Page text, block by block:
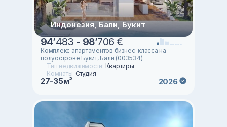
Индонезия, Бали, Букит
94’483 - 98’706 €
Комплекс апартаментов бизнес-класса на
полуострове Букит, Бали (003534)
Тип недвижимости: Квартиры
Комнаты: Студия
27-35м² 2026